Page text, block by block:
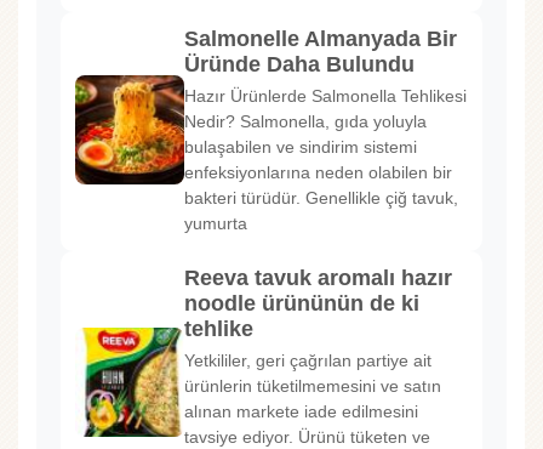
Salmonelle Almanyada Bir
Üründe Daha Bulundu
Hazır Ürünlerde Salmonella Tehlikesi
Nedir? Salmonella, gıda yoluyla
bulaşabilen ve sindirim sistemi
enfeksiyonlarına neden olabilen bir
bakteri türüdür. Genellikle çiğ tavuk,
yumurta
Reeva tavuk aromalı hazır
noodle ürününün de ki
tehlike
Yetkililer, geri çağrılan partiye ait
ürünlerin tüketilmemesini ve satın
alınan markete iade edilmesini
tavsiye ediyor. Ürünü tüketen ve